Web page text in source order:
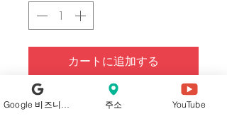
カートに追加する
今すぐ購入
주소 YouTube